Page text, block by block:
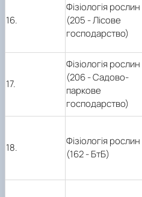
16.
Фізіологія рослин
(205 - Лісове
господарство)
17.
Фізіологія рослин
(206 - Садово-
паркове
господарство)
18.
Фізіологія рослин
(162 - БтБ)